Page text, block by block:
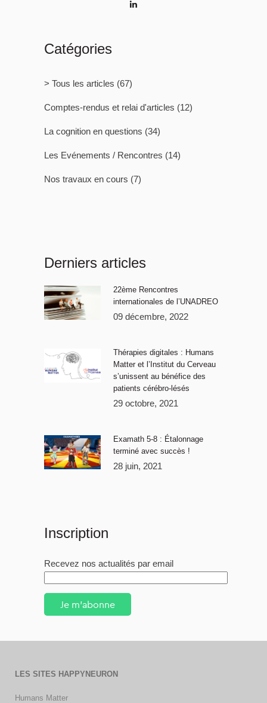
Catégories
> Tous les articles (67)
Comptes-rendus et relai d'articles (12)
La cognition en questions (34)
Les Evénements / Rencontres (14)
Nos travaux en cours (7)
Derniers articles
22ème Rencontres
internationales de l’UNADREO
09 décembre, 2022
Thérapies digitales : Humans
Matter et l’Institut du Cerveau
s’unissent au bénéfice des
patients cérébro-lésés
29 octobre, 2021
Examath 5-8 : Étalonnage
terminé avec succès !
28 juin, 2021
Inscription
Recevez nos actualités par email
Je m'abonne
LES SITES HAPPYNEURON
Humans Matter